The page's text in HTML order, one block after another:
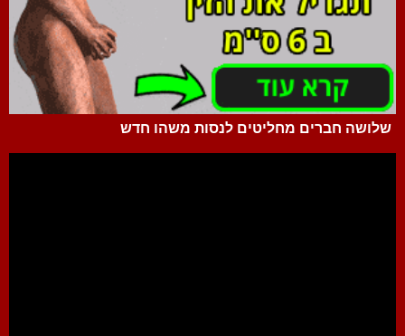
שלושה חברים מחליטים לנסות משהו חדש